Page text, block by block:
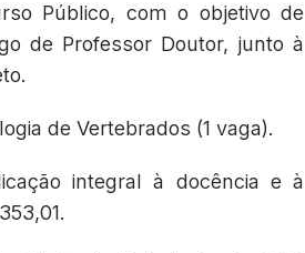
Público, com o objetivo de
de Professor Doutor, junto à
de Vertebrados (1 vaga).
integral à docência e à